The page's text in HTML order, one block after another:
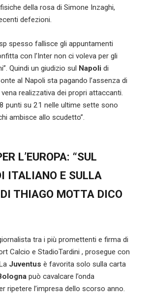
della rosa di Simone Inzaghi,
defezioni.
spesso fallisce gli appuntamenti
con l’Inter non ci voleva per gli
Quindi un giudizio sul Napoli di
al Napoli sta pagando l’assenza di
realizzativa dei propri attaccanti.
punti su 21 nelle ultime sette sono
ambisce allo scudetto”.
L’EUROPA: “SUL
ITALIANO E SULLA
THIAGO MOTTA DICO
tra i più promettenti e firma di
Calcio e StadioTardini , prosegue con
Juventus è favorita solo sulla carta
può cavalcare l’onda
ripetere l’impresa dello scorso anno.